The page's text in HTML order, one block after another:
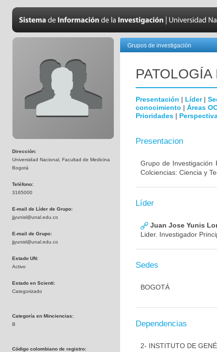
Dirección:
Universidad Nacional, Facultad de Medicina
Bogotá
Teléfono:
3165000
E-mail de Líder de Grupo:
jjyunisl@unal.edu.co
E-mail de Grupo:
jjyunisl@unal.edu.co
Estado UN:
Activo
Estado en Scienti:
Categorizado
Categoría en Minciencias:
B
Código colombiano de registro:
Grupos de investigación
Presentación | Líder|
conocimiento | Áreas
Prioridades |
Presentacion
Grupo de Investigación
Colciencias: Ciencia y
Líder
Juan Jose Yunis
Lider. Investigador
Sedes
BOGOTÁ
Dependencias
2- INSTITUTO DE